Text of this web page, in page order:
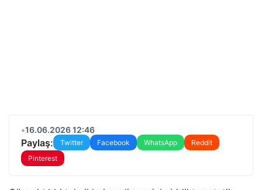
•16.06.2026 12:46
Paylaş: Twitter Facebook WhatsApp
Reddit
Pinterest